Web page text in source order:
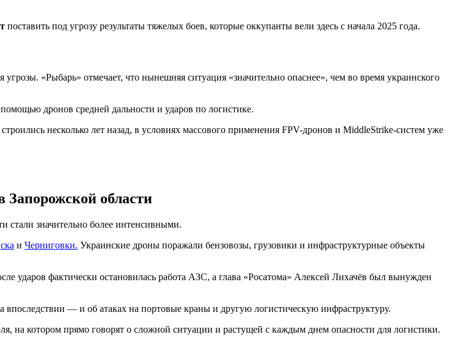
поставить под угрозу результаты тяжелых боев, которые оккупанты вели здесь с начала 2025 года.
«Рыбарь» отмечает, что нынешняя ситуация «значительно опаснее», чем во время украинского
дронов средней дальности и ударов по логистике.
несколько лет назад, в условиях массового применения FPV-дронов и MiddleStrike-систем уже
области
стали значительно более интенсивными.
и Черниговки. Украинские дроны поражали бензовозы, грузовики и инфраструктурные объекты
ударов фактически остановилась работа АЗС, а глава «Росатома» Алексей Лихачёв был вынужден
впоследствии — и об атаках на портовые краны и другую логистическую инфраструктуру.
на котором прямо говорят о сложной ситуации и растущей с каждым днем опасности для логистики.